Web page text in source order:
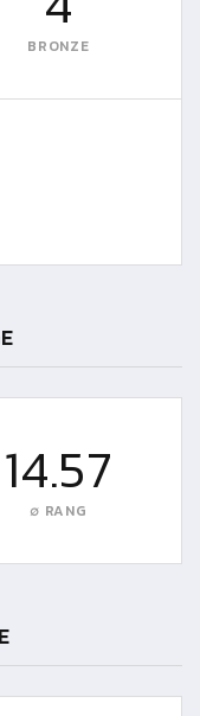
BRONZE
14.57
∅ RANG